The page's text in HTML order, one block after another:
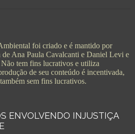
foi criado e é mantido por
de Ana Paula Cavalcanti e Daniel Levi e
tem fins lucrativos e utiliza
de seu conteúdo é incentivada,
sem fins lucrativos.
ENVOLVENDO INJUSTIÇA